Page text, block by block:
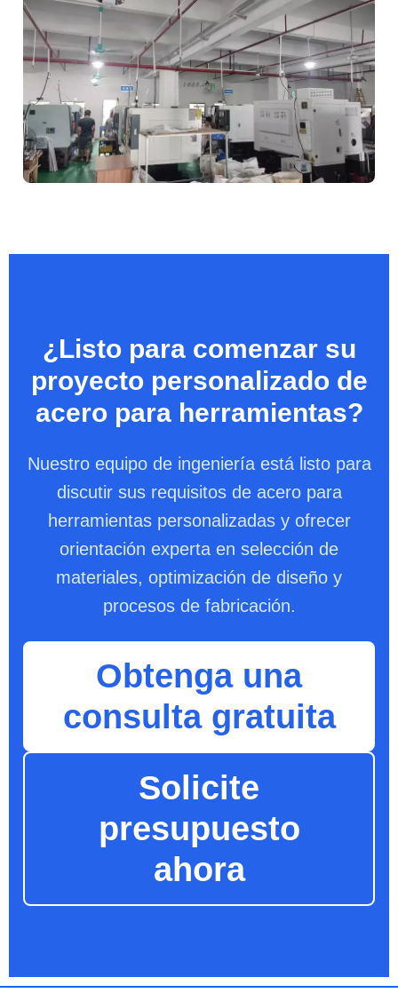
¿Listo para comenzar su
proyecto personalizado de
acero para herramientas?
Nuestro equipo de ingeniería está listo para
discutir sus requisitos de acero para
herramientas personalizadas y ofrecer
orientación experta en selección de
materiales, optimización de diseño y
procesos de fabricación.
Obtenga una
consulta gratuita
Solicite
presupuesto
ahora